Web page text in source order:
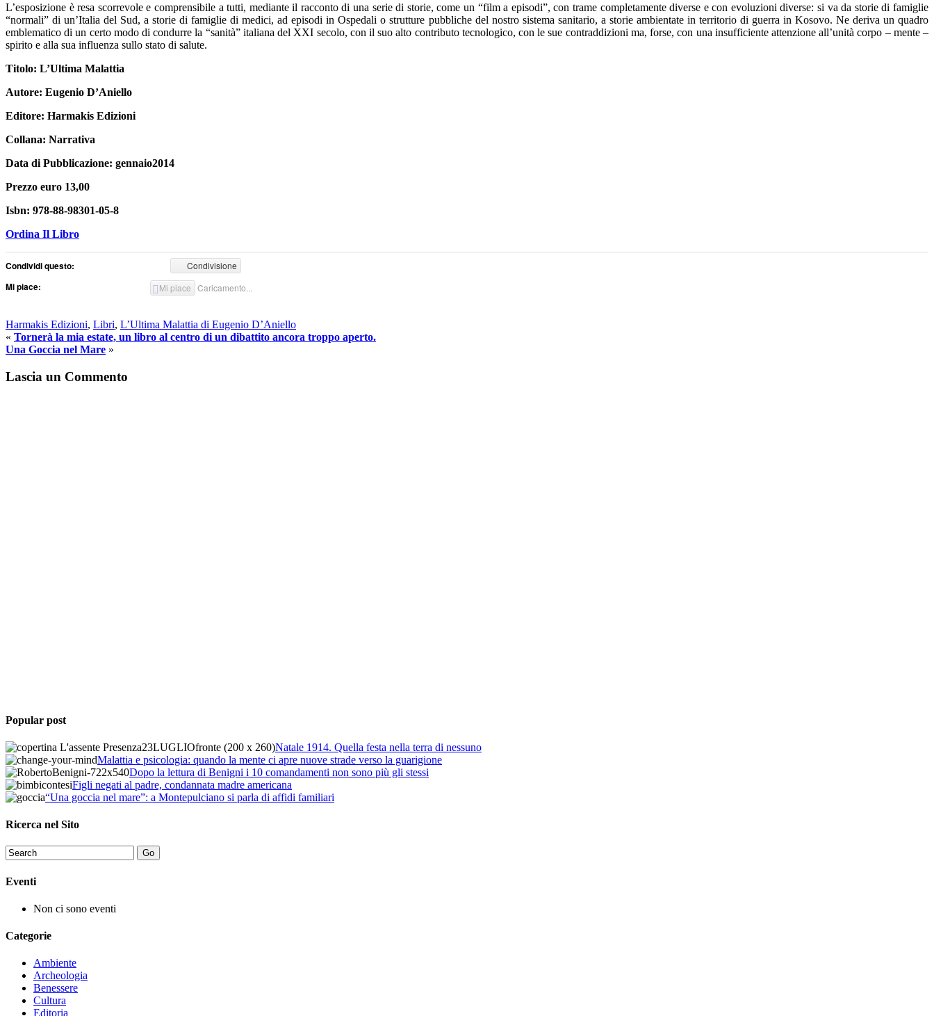
L’esposizione è resa scorrevole e comprensibile a tutti, mediante il racconto di una serie di storie, come un “film a episodi”, con trame completamente diverse e con evoluzioni diverse: si va da storie di famiglie
“normali” di un’Italia del Sud, a storie di famiglie di medici, ad episodi in Ospedali o strutture pubbliche del nostro sistema sanitario, a storie ambientate in territorio di guerra in Kosovo. Ne deriva un quadro
emblematico di un certo modo di condurre la “sanità” italiana del XXI secolo, con il suo alto contributo tecnologico, con le sue contraddizioni ma, forse, con una insufficiente attenzione all’unità corpo – mente –
spirito e alla sua influenza sullo stato di salute.
Titolo: L’Ultima Malattia
Autore: Eugenio D’Aniello
Editore: Harmakis Edizioni
Collana: Narrativa
Data di Pubblicazione: gennaio2014
Prezzo euro 13,00
Isbn: 978-88-98301-05-8
Ordina Il Libro
Condividi questo: Condivisione
Mi piace: Mi piace Caricamento...
Harmakis Edizioni, Libri, L’Ultima Malattia di Eugenio D’Aniello
« Tornerà la mia estate, un libro al centro di un dibattito ancora troppo aperto.
Una Goccia nel Mare »
Lascia un Commento
Popular post
Natale 1914. Quella festa nella terra di nessuno
Malattia e psicologia: quando la mente ci apre nuove strade verso la guarigione
Dopo la lettura di Benigni i 10 comandamenti non sono più gli stessi
Figli negati al padre, condannata madre americana
“Una goccia nel mare”: a Montepulciano si parla di affidi familiari
Ricerca nel Sito
Eventi
Non ci sono eventi
Categorie
Ambiente
Archeologia
Benessere
Cultura
Editoria